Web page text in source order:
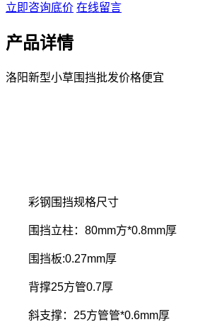
立即咨询底价 在线留言
产品详情
洛阳新型小草围挡批发价格便宜
彩钢围挡规格尺寸
围挡立柱：80mm方*0.8mm厚
围挡板:0.27mm厚
背撑25方管0.7厚
斜支撑：25方管管*0.6mm厚